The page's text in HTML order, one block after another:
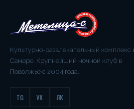
Культурно-развлекательный комплекс
Самаре. Крупнейший ночной клуб в
Поволжье с 2004 года.
TG VK ЯК